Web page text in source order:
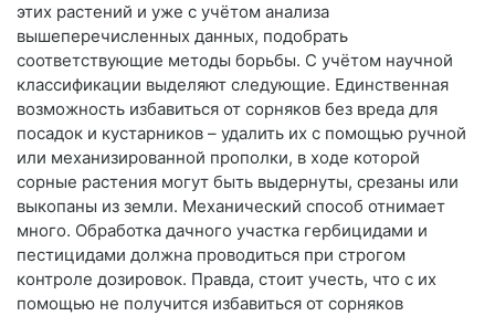
этих растений и уже с учётом анализа
вышеперечисленных данных, подобрать
соответствующие методы борьбы. С учётом научной
классификации выделяют следующие. Единственная
возможность избавиться от сорняков без вреда для
посадок и кустарников – удалить их с помощью ручной
или механизированной прополки, в ходе которой
сорные растения могут быть выдернуты, срезаны или
выкопаны из земли. Механический способ отнимает
много. Обработка дачного участка гербицидами и
пестицидами должна проводиться при строгом
контроле дозировок. Правда, стоит учесть, что с их
помощью не получится избавиться от сорняков